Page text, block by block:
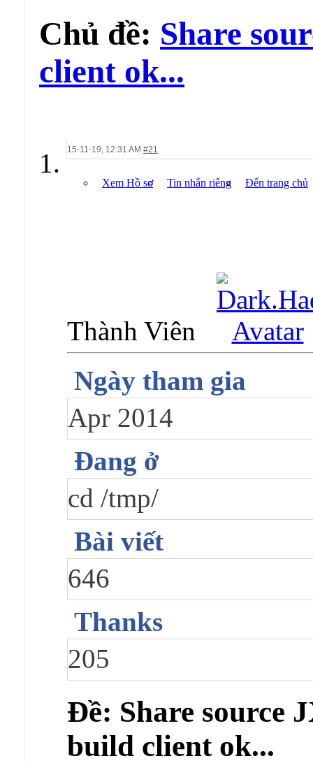
Chủ đề: Share
client ok...
15-11-19, 12:31 AM #21
Xem Hồ sơ Tin nhắn riêng Đến trang chủ
Thành Viên
Ngày tham gia
Apr 2014
Đang ở
cd /tmp/
Bài viết
646
Thanks
205
Ðề: Share source
build client ok...